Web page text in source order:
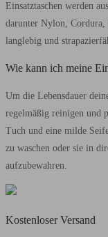
Einsatztaschen werden
darunter Nylon, Cordura,
langlebig und
Wie kann ich meine
Um die Lebensdauer
regelmäßig reinigen und
Tuch und eine milde
zu waschen oder sie in
aufzubewahren.
Kostenloser Versand